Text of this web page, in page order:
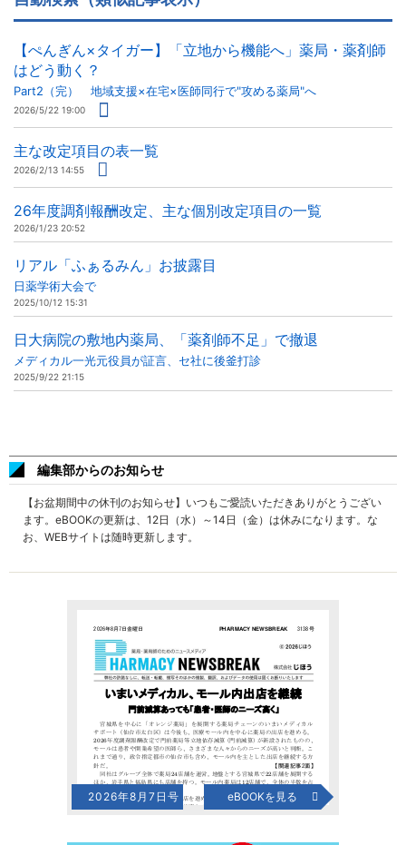
【ぺんぎん×タイガー】「立地から機能へ」薬局・薬剤師
はどう動く？
Part2（完） 地域支援×在宅×医師同行で"攻める薬局"へ
2026/5/22 19:00
主な改定項目の表一覧
2026/2/13 14:55
26年度調剤報酬改定、主な個別改定項目の一覧
2026/1/23 20:52
リアル「ふぁるみん」お披露目
日薬学術大会で
2025/10/12 15:31
日大病院の敷地内薬局、「薬剤師不足」で撤退
メディカル一光元役員が証言、セ社に後釜打診
2025/9/22 21:15
編集部からのお知らせ
【お盆期間中の休刊のお知らせ】いつもご愛読いただきありがとうござい
ます。eBOOKの更新は、12日（水）～14日（金）は休みになります。な
お、WEBサイトは随時更新します。
2026年8月7日号 eBOOKを見る